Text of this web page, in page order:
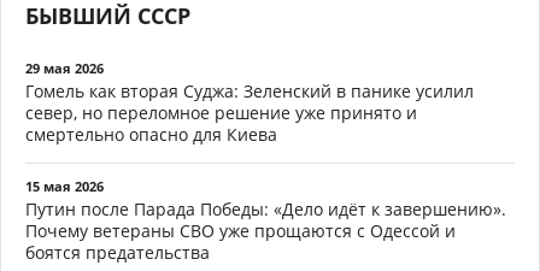
БЫВШИЙ СССР
29 мая 2026
Гомель как вторая Суджа: Зеленский в панике усилил
север, но переломное решение уже принято и
смертельно опасно для Киева
15 мая 2026
Путин после Парада Победы: «Дело идёт к завершению».
Почему ветераны СВО уже прощаются с Одессой и
боятся предательства